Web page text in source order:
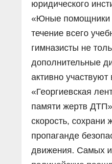
юридического
«Юные помощники
течение всего
гимназисты не
дополнительные
активно участвуют
«Георгиевская
памяти жертв
скорость, сохрани
пропаганде
движения. Самых